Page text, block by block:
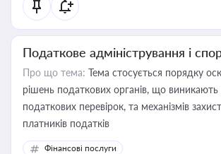
Податкове адміністрування і
Про що тема: Тема стосується порядку
рішень податкових органів, що виникають
податкових перевірок, та механізмів
платників податків
Фінансові послуги